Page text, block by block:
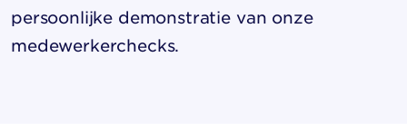
persoonlijke demonstratie van onze
medewerkerchecks.